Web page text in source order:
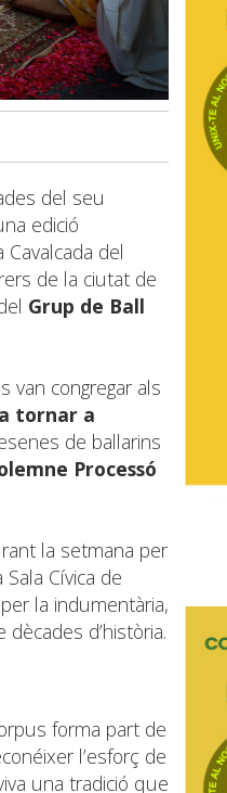
del seu
edició
del
de la ciutat de
Grup de Ball
van congregar als
tornar a
de ballarins
Processó
la setmana per
Sala Cívica de
la indumentària,
d’història.
forma part de
l’esforç de
una tradició que